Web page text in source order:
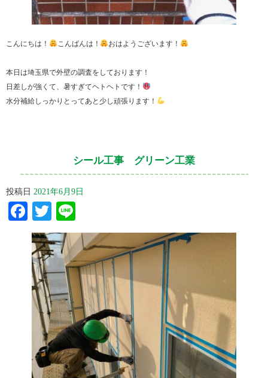
こんにちは！ こんばんは！ おはようございます！
本日は埼玉県で外壁の調査をしております！
日差しが強くて、暑すぎてヘトヘトです！
水分補給しっかりとってあと少し頑張ります！
シール工事 グリーン工業
投稿日 2021年6月9日
Facebook
Twitter